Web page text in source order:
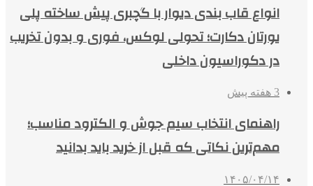
انواع قاب بندی دیوار با گچبری پیش ساخته پلی
یورتان دکارت؛ تحولی لوکس، فوری و بدون تخریب
در دکوراسیون داخلی
3 هفته پیش
راهنمای انتخاب سیم جوش و الکترود مناسب؛
مهم‌ترین نکاتی که قبل از خرید باید بدانید
۱۴۰۵/۰۴/۱۴